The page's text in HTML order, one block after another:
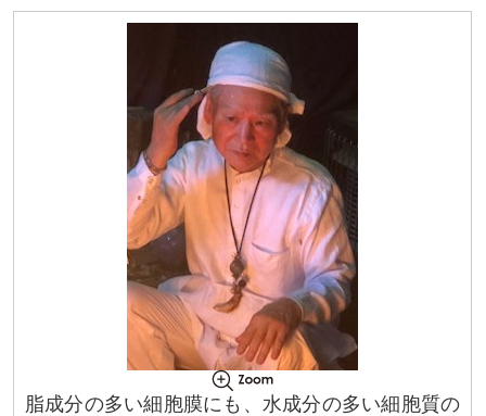
脂成分の多い細胞膜にも、水成分の多い細胞質の